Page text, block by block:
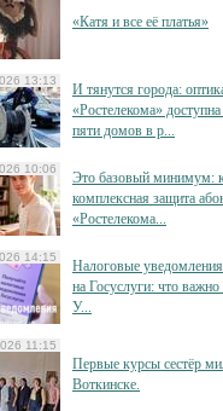
«Катя и все её платья»
13:13
И тянутся города:
«Ростелекома»
пяти домов в р...
10:06
Это базовый минимум:
комплексная защита
«Ростелекома...
14:15
Налоговые уведомления
на Госуслуги: что
У...
11:15
Первые курсы сестёр
Воткинске.